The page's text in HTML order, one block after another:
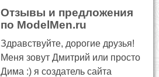
Отзывы и предложения
по ModelMen.ru
Здравствуйте, дорогие друзья!
Меня зовут Дмитрий или просто
Дима :) я создатель сайта